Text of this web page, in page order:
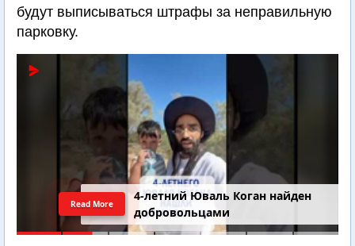
будут выписываться штрафы за неправильную
парковку.
4-летний Юваль Коган найден
добровольцами
Read More